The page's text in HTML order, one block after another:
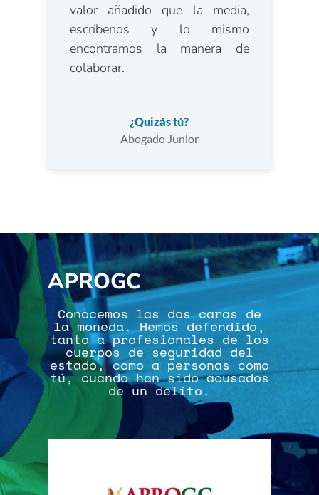
valor añadido que la media,
escríbenos y lo mismo
encontramos la manera de
colaborar.
¿Quizás tú?
Abogado Junior
APROGC
Conocemos las dos caras de
la moneda. Hemos defendido,
tanto a profesionales de los
cuerpos de seguridad del
estado, como a personas como
tú, cuando han sido acusados
de un delito.